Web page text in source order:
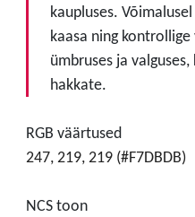
kaupluses.
kaasa ning
ümbruses ja
hakkate.
RGB väärtused
247, 219, 219 (#F7DBDB)
NCS toon